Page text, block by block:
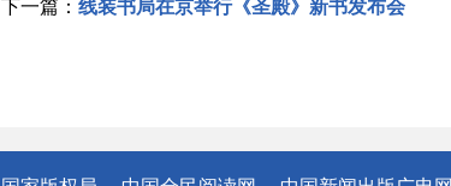
下一篇： 线装书局在京举行《圣殿》新书发布会